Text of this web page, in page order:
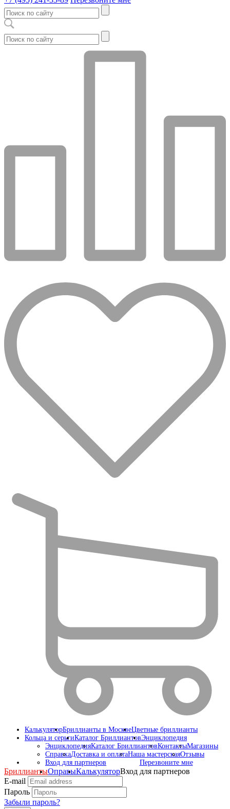
КалькуляторБриллианты в МосквеЦветные бриллианты
Кольца и серьгиКаталог БриллиантовЭнциклопедия
ЭнциклопедияКаталог БриллиантовКонтактыМагазины
СправкаДоставка и оплатаНаша мастерскаяОтзывы
Вход для партнеров
Перезвоните мне
БриллиантыОправыКалькуляторВход для партнеров
E-mail
Пароль
Забыли пароль?